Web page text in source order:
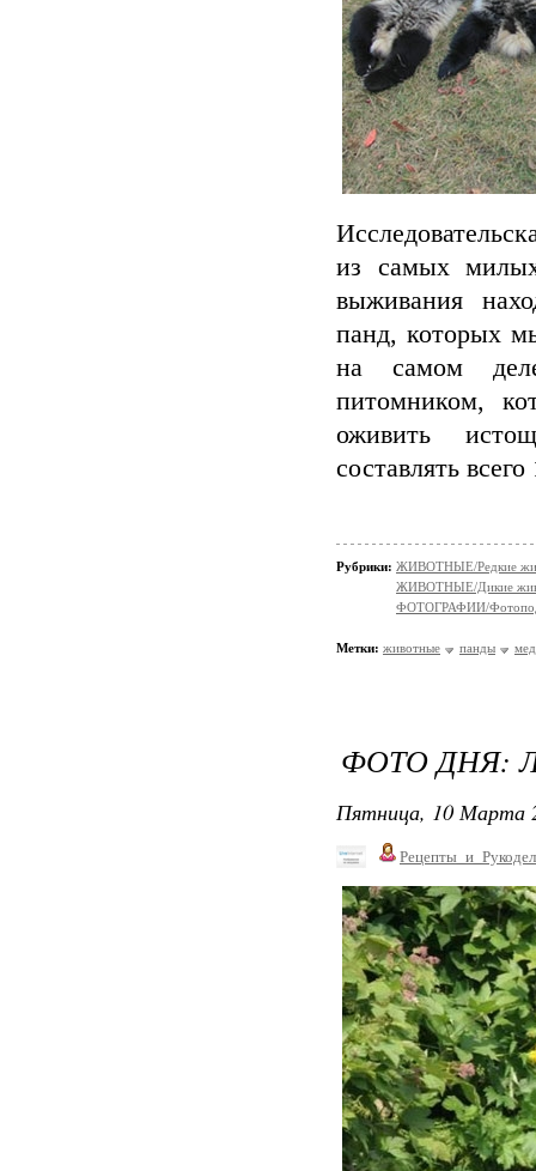
из самых
выживания
панд, которых
на самом
питомником,
оживить
составлять
Рубрики: ЖИВОТНЫЕ/Редкие
ЖИВОТНЫЕ/Дикие
ФОТОГРАФИИ/
Метки: животные панды
ФОТО ДНЯ:
Пятница, 10 Марта